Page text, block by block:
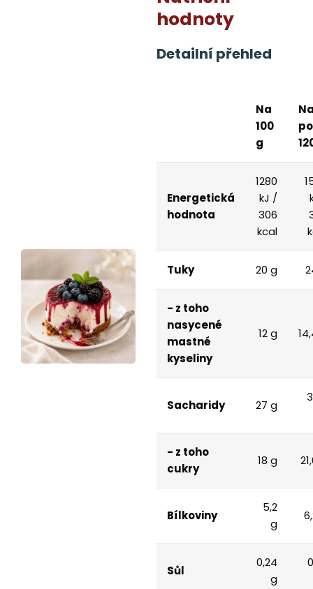
hodnoty
Detailní přehled
Na
100
g
Energetická
hodnota
1280
kJ /
306
kcal
Tuky 20 g
- z toho
nasycené
mastné
kyseliny
12 g
Sacharidy 27 g
- z toho
cukry
18 g
Bílkoviny
5,2
g
Sůl
0,24
g